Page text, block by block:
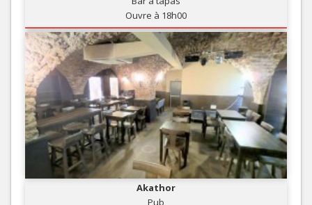
Ouvre à 18h00
Akathor
Pub